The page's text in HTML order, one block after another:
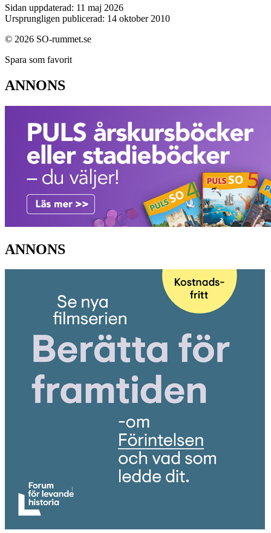
Sidan uppdaterad: 11 maj 2026
Ursprungligen publicerad: 14 oktober 2010
© 2026 SO-rummet.se
Spara som favorit
ANNONS
ANNONS